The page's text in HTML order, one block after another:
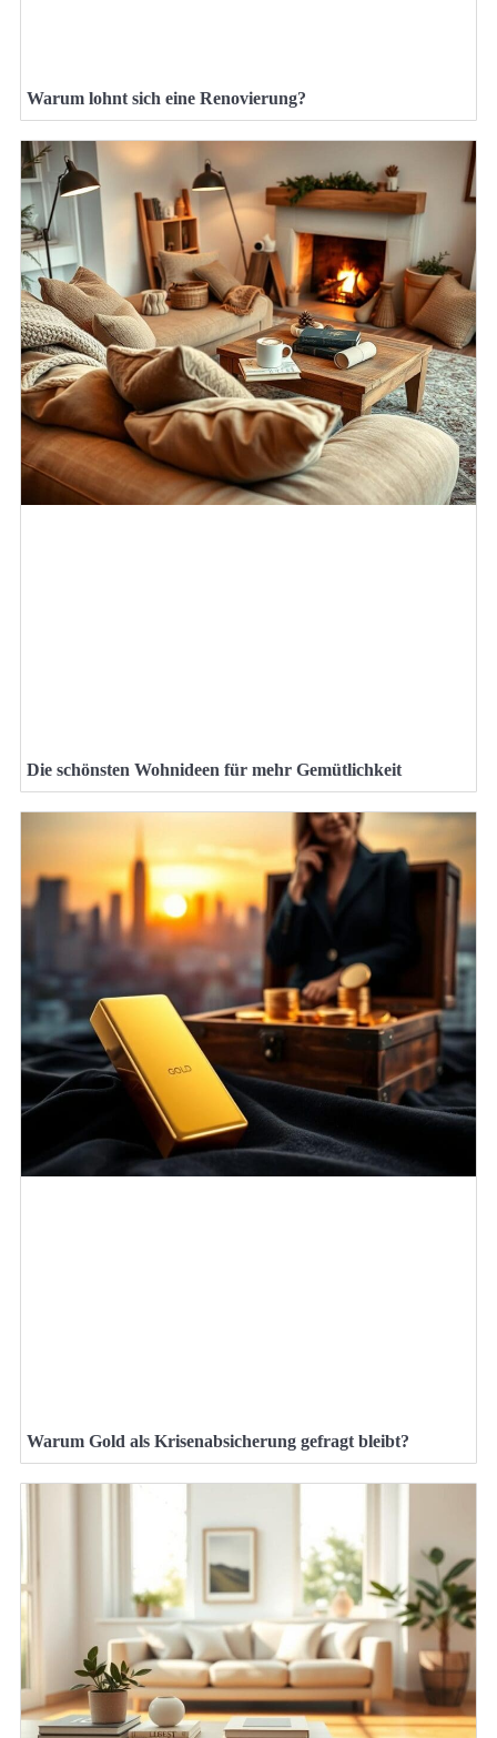
Warum lohnt sich eine Renovierung?
Die schönsten Wohnideen für mehr Gemütlichkeit
Warum Gold als Krisenabsicherung gefragt bleibt?